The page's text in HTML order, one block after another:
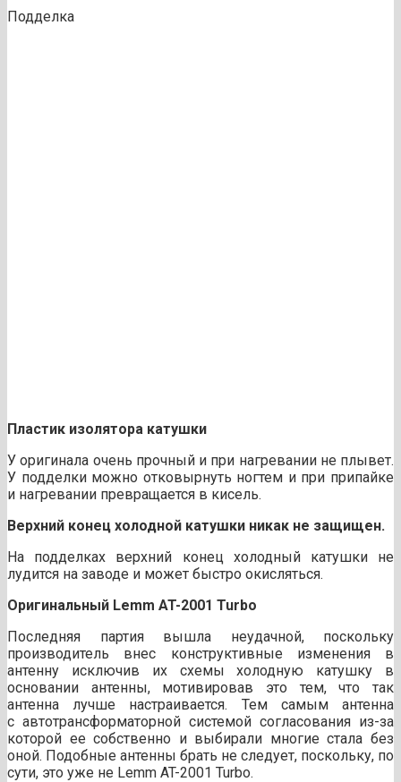
Подделка
Пластик изолятора катушки
У оригинала очень прочный и при нагревании не плывет.
У подделки можно отковырнуть ногтем и при припайке
и нагревании превращается в кисель.
Верхний конец холодной катушки никак не защищен.
На подделках верхний конец холодный катушки не
лудится на заводе и может быстро окисляться.
Оригинальный Lemm AT-2001 Turbo
Последняя партия вышла неудачной, поскольку
производитель внес конструктивные изменения в
антенну исключив их схемы холодную катушку в
основании антенны, мотивировав это тем, что так
антенна лучше настраивается. Тем самым антенна
с автотрансформаторной системой согласования из-за
которой ее собственно и выбирали многие стала без
оной. Подобные антенны брать не следует, поскольку, по
сути, это уже не Lemm AT-2001 Turbo.